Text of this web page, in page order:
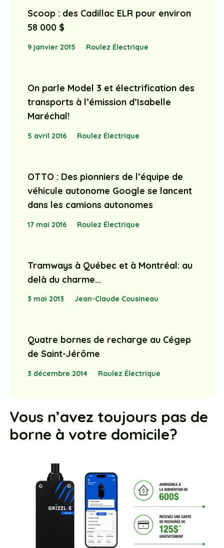
Scoop : des Cadillac ELR pour environ
58 000 $
9 janvier 2015 Roulez Électrique
On parle Model 3 et électrification des
transports à l’émission d’Isabelle
Maréchal!
5 avril 2016 Roulez Électrique
OTTO : Des pionniers de l’équipe de
véhicule autonome Google se lancent
dans les camions autonomes
17 mai 2016 Roulez Électrique
Tramways à Québec et à Montréal: au
delà du charme…
3 mai 2013 Jean-Claude Cousineau
Quatre bornes de recharge au Cégep
de Saint-Jérôme
3 décembre 2014 Roulez Électrique
Vous n’avez toujours pas de
borne à votre domicile?